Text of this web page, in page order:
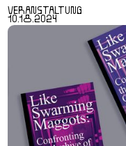
VERANSTALTUNG
10.18.2024